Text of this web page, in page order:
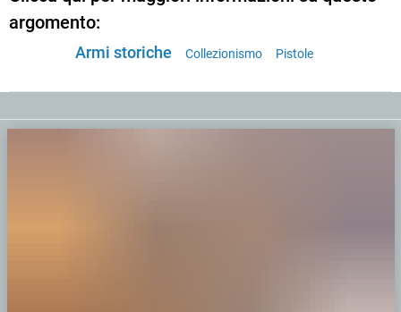
argomento:
Armi storiche Collezionismo Pistole